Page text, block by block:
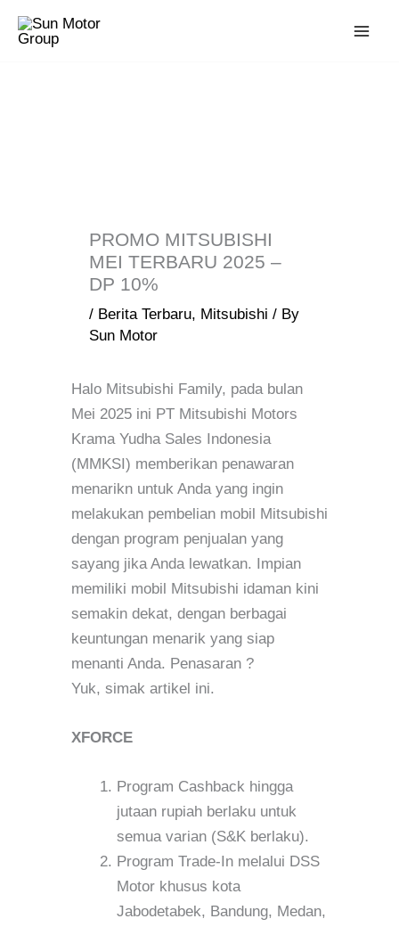
PROMO MITSUBISHI
MEI TERBARU 2025 –
DP 10%
/ Berita Terbaru, Mitsubishi / By
Sun Motor
Halo Mitsubishi Family, pada bulan
Mei 2025 ini PT Mitsubishi Motors
Krama Yudha Sales Indonesia
(MMKSI) memberikan penawaran
menarikn untuk Anda yang ingin
melakukan pembelian mobil Mitsubishi
dengan program penjualan yang
sayang jika Anda lewatkan. Impian
memiliki mobil Mitsubishi idaman kini
semakin dekat, dengan berbagai
keuntungan menarik yang siap
menanti Anda. Penasaran ?
Yuk, simak artikel ini.
XFORCE
Program Cashback hingga
jutaan rupiah berlaku untuk
semua varian (S&K berlaku).
Program Trade-In melalui DSS
Motor khusus kota
Jabodetabek, Bandung, Medan,